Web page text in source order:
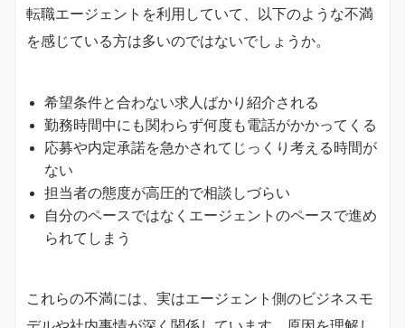
転職エージェントを利用していて、以下のような不満
を感じている方は多いのではないでしょうか。
希望条件と合わない求人ばかり紹介される
勤務時間中にも関わらず何度も電話がかかってくる
応募や内定承諾を急かされてじっくり考える時間が
ない
担当者の態度が高圧的で相談しづらい
自分のペースではなくエージェントのペースで進め
られてしまう
これらの不満には、実はエージェント側のビジネスモ